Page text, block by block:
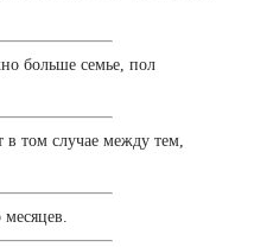
больше семье, пол
в том случае между тем,